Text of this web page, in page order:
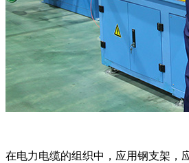
在电力电缆的组织中，应用钢支架，